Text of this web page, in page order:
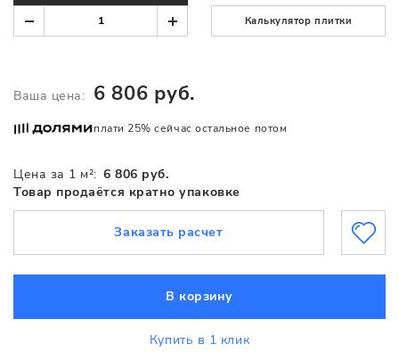
Цена за 1 м²: 6 806 руб.
Товар продаётся кратно упаковке
Калькулятор плитки
Ваша цена: 6 806 руб.
плати 25% сейчас остальное потом
В корзину
Купить в 1 клик
Заказать расчет